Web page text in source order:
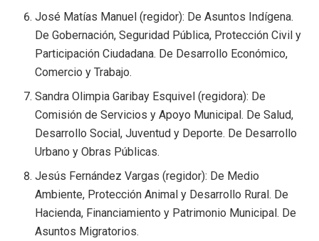
José Matías Manuel (regidor): De Asuntos Indígena.
De Gobernación, Seguridad Pública, Protección Civil y
Participación Ciudadana. De Desarrollo Económico,
Comercio y Trabajo.
Sandra Olimpia Garibay Esquivel (regidora): De
Comisión de Servicios y Apoyo Municipal. De Salud,
Desarrollo Social, Juventud y Deporte. De Desarrollo
Urbano y Obras Públicas.
Jesús Fernández Vargas (regidor): De Medio
Ambiente, Protección Animal y Desarrollo Rural. De
Hacienda, Financiamiento y Patrimonio Municipal. De
Asuntos Migratorios.